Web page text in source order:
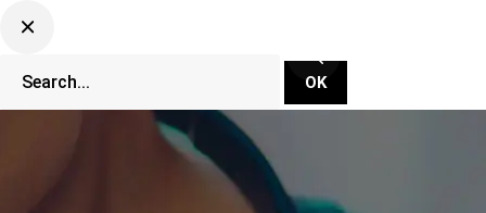
CLUBBING TV NETWORK